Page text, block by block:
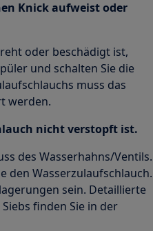
Knick aufweist oder
oder beschädigt ist,
und schalten Sie die
muss das
werden.
nicht verstopft ist.
des Wasserhahns/Ventils.
den Wasserzulaufschlauch.
sein. Detaillierte
finden Sie in der